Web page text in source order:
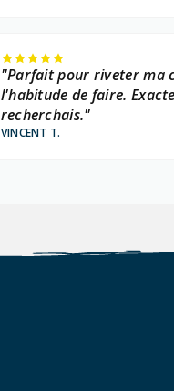
"Parfait pour riveter ma
l'habitude de faire.
recherchais."
VINCENT T.